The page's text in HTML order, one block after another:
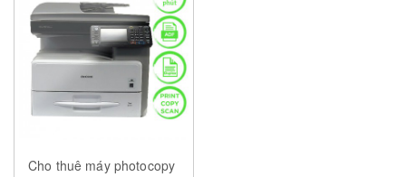
Cho thuê máy photocopy